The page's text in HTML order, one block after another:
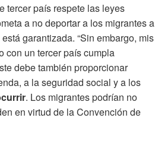
tercer país respete las leyes
a no deportar a los migrantes a
garantizada. “Sin embargo, mis
con un tercer país cumpla
debe también proporcionar
a la seguridad social y a los
. Los migrantes podrían no
en virtud de la Convención de